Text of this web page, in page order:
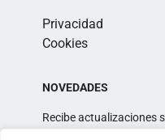
Privacidad
Cookies
NOVEDADES
Recibe actualizaciones